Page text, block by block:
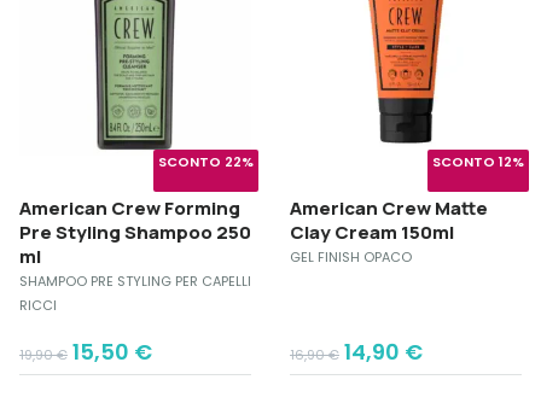
SCONTO 22%
American Crew Forming
Pre Styling Shampoo 250
ml
SHAMPOO PRE STYLING PER CAPELLI
RICCI
19,90€
Original
price
15,50 €
Current
price
SCONTO 12%
American Crew Matte
Clay Cream 150ml
GEL FINISH OPACO
16,90€
Original
price
14,90 €
Current
price